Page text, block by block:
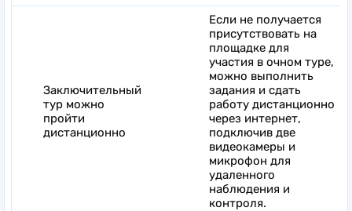
Заключительный
тур можно
пройти
дистанционно
Если не получается
присутствовать на
площадке для
участия в очном туре,
можно выполнить
задания и сдать
работу дистанционно
через интернет,
подключив две
видеокамеры и
микрофон для
удаленного
наблюдения и
контроля.